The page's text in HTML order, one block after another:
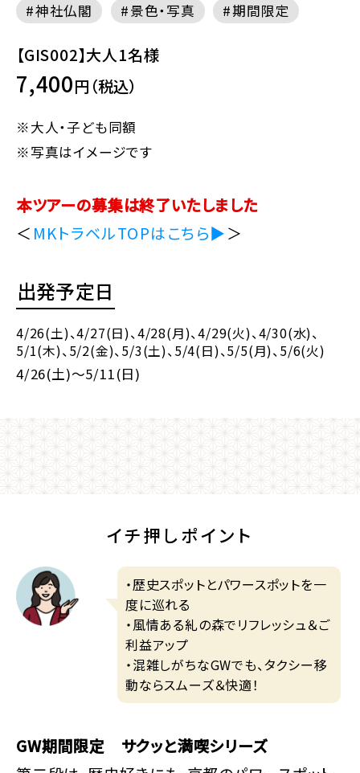
神社仏閣 景色・写真 期間限定
【GIS002】大人1名様
7,400円（税込）
※大人・子ども同額
※写真はイメージです
本ツアーの募集は終了いたしました
＜ MKトラベルTOPはこちら▶＞
出発予定日
4/26(土)、4/27(日)、4/28(月)、4/29(火)、4/30(水)、
5/1(木)、5/2(金)、5/3(土)、5/4(日)、5/5(月)、5/6(火)
4/26(土)～5/11(日)
イチ押しポイント
・歴史スポットとパワースポットを一
度に巡れる
・風情ある糺の森でリフレッシュ＆ご
利益アップ
・混雑しがちなGWでも、タクシー移
動ならスムーズ＆快適！
GW期間限定 サクッと満喫シリーズ